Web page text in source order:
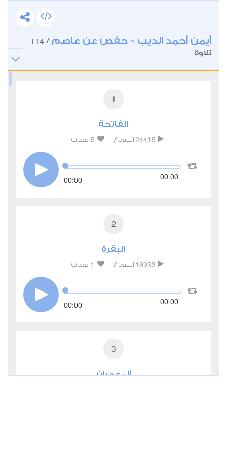
أيمن أحمد الديب - حفص عن عاصم /
114
تلاوة
1
الفاتحة
24415 استماع 5 اعجاب
00:00 00:00
2
البقرة
16933 استماع 1 اعجاب
00:00 00:00
3
آل عمران